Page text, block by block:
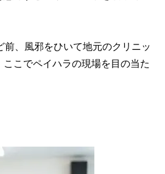
前、風邪をひいて地元のクリニッ
こでペイハラの現場を目の当た